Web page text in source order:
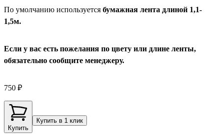
По умолчанию используется бумажная лента длиной 1,1-
1,5м.
Если у вас есть пожелания по цвету или длине ленты,
обязательно сообщите менеджеру.
750 ₽
Купить
Купить в 1 клик